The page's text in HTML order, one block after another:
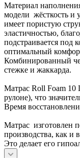
Материал
модели жёсткость и
имеет пористую
эластичностью,
подстраивается под
оптимальный
Комбинированный
стежке и жаккарда.
Матрас Roll Foam 10
рулоне), что
Время
Матрас изготовлен
производства, как и
Это делает его